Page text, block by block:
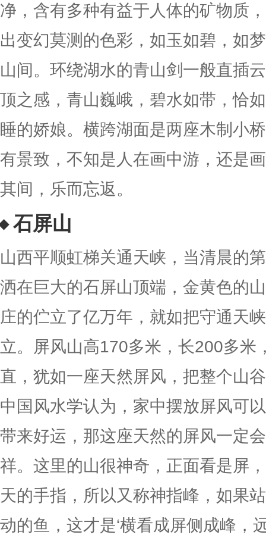
净，含有多种有益于人体的矿物质
出变幻莫测的色彩，如玉如碧，如
山间。环绕湖水的青山剑一般直插
顶之感，青山巍峨，碧水如带，恰
睡的娇娘。横跨湖面是两座木制小
有景致，不知是人在画中游，还是
其间，乐而忘返。
石屏山
山西平顺虹梯关通天峡，当清晨的
洒在巨大的石屏山顶端，金黄色的
庄的伫立了亿万年，就如把守通天
立。屏风山高170多米，长200多米
直，犹如一座天然屏风，把整个山
中国风水学认为，家中摆放屏风可
带来好运，那这座天然的屏风一定
祥。这里的山很神奇，正面看是屏
天的手指，所以又称神指峰，如果
动的鱼，这才是‘横看成屏侧成峰，